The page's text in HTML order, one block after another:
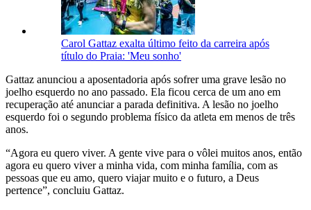
Carol Gattaz exalta último feito da carreira após
título do Praia: 'Meu sonho'
Gattaz anunciou a aposentadoria após sofrer uma grave lesão no
joelho esquerdo no ano passado. Ela ficou cerca de um ano em
recuperação até anunciar a parada definitiva. A lesão no joelho
esquerdo foi o segundo problema físico da atleta em menos de três
anos.
“Agora eu quero viver. A gente vive para o vôlei muitos anos, então
agora eu quero viver a minha vida, com minha família, com as
pessoas que eu amo, quero viajar muito e o futuro, a Deus
pertence”, concluiu Gattaz.